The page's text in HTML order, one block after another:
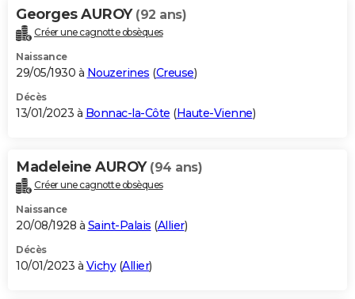
Georges AUROY (92 ans)
Créer une cagnotte obsèques
Naissance
29/05/1930 à Nouzerines (Creuse)
Décès
13/01/2023 à Bonnac-la-Côte (Haute-Vienne)
Madeleine AUROY (94 ans)
Créer une cagnotte obsèques
Naissance
20/08/1928 à Saint-Palais (Allier)
Décès
10/01/2023 à Vichy(Allier)